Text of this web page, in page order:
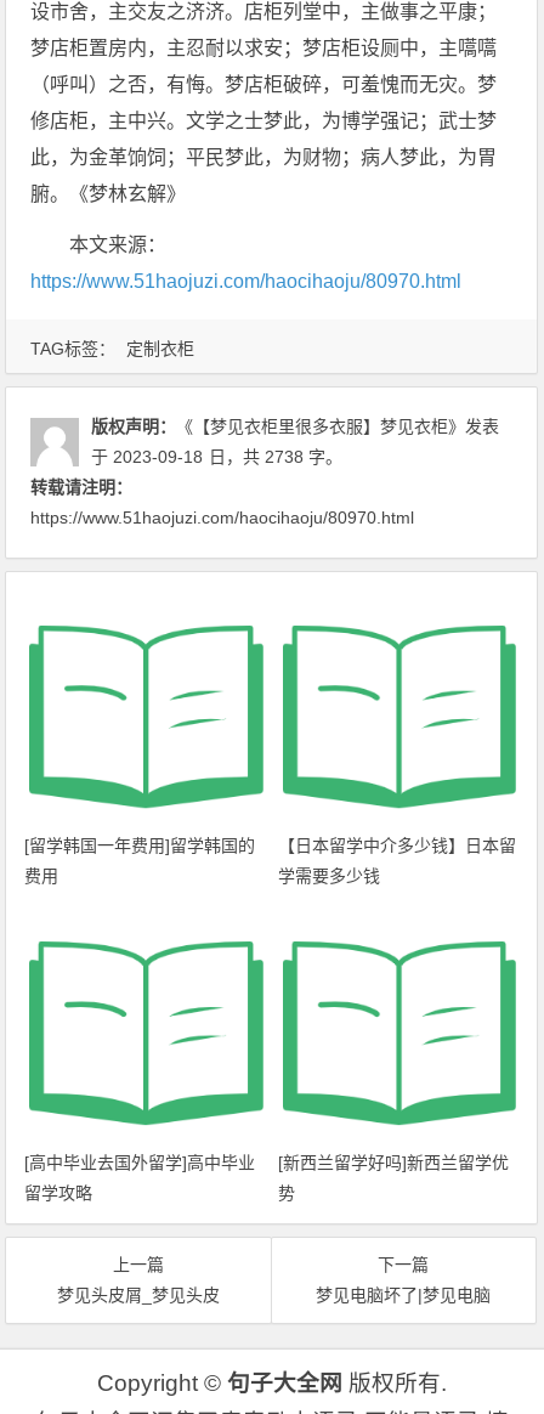
TAG标签： 定制衣柜
设市舍，主交友之济济。店柜列堂中，主做事之平康；
梦店柜置房内，主忍耐以求安；梦店柜设厕中，主嚆嚆
（呼叫）之否，有悔。梦店柜破碎，可羞愧而无灾。梦
修店柜，主中兴。文学之士梦此，为博学强记；武士梦
此，为金革饷饲；平民梦此，为财物；病人梦此，为胃
腑。《梦林玄解》
本文来源：
https://www.51haojuzi.com/haocihaoju/80970.html
版权声明： 《【梦见衣柜里很多衣服】梦见衣柜》 发表
于 2023-09-18 日 ，共 2738 字。
转载请注明：
https://www.51haojuzi.com/haocihaoju/80970.html
[留学韩国一年费用]留学韩国的
费用
【日本留学中介多少钱】日本留
学需要多少钱
[高中毕业去国外留学]高中毕业
留学攻略
[新西兰留学好吗]新西兰留学优
势
上一篇
梦见头皮屑_梦见头皮
下一篇
梦见电脑坏了|梦见电脑
Copyright © 句子大全网 版权所有.